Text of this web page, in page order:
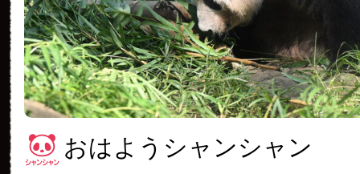
おはようシャンシャン